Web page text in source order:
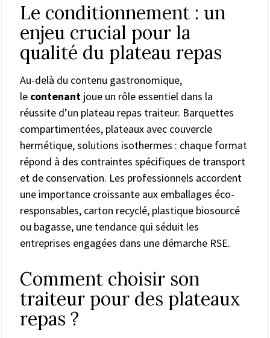
Le conditionnement : un
enjeu crucial pour la
qualité du plateau repas
Au-delà du contenu gastronomique,
le contenant joue un rôle essentiel dans la
réussite d’un plateau repas traiteur. Barquettes
compartimentées, plateaux avec couvercle
hermétique, solutions isothermes : chaque format
répond à des contraintes spécifiques de transport
et de conservation. Les professionnels accordent
une importance croissante aux emballages éco-
responsables, carton recyclé, plastique biosourcé
ou bagasse, une tendance qui séduit les
entreprises engagées dans une démarche RSE.
Comment choisir son
traiteur pour des plateaux
repas ?